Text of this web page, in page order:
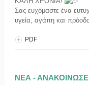
Σας ευχόμαστε ένα
υγεία, αγάπη και πρόοδο
PDF
ΝΕΑ -